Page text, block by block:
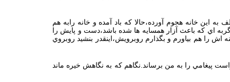
خانه هجوم آورده،حالا كه باد آمده و خانه رابه هم
اي كه باعث آزار همسايه ها شده باشد،دست و پايش را
اش را هم بياورم و بگذارم روبرويش،اينقدر بنشيد روبروي
پيغامي را به من برساند.نگاهم كه به نگاهش خيره ماند